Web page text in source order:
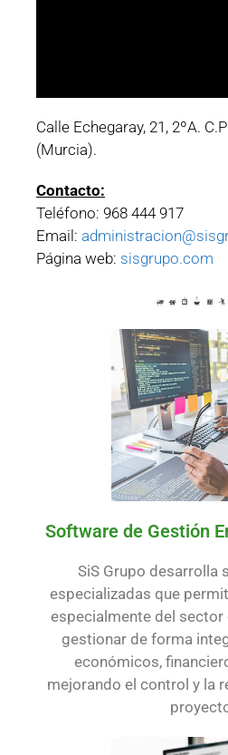
Calle Echegaray, 21, 2ºA.
(Murcia).
Contacto:
Teléfono: 968 444 917
Email:
Página web: sisgrupo.com
Software de Gestión
SiS Grupo desarrolla
especializadas que
especialmente del sector
gestionar de forma
económicos,
mejorando el control y la